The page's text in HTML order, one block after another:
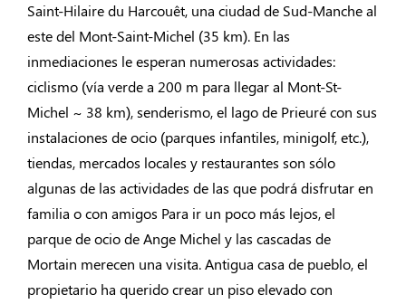
Saint-Hilaire du Harcouêt, una ciudad de Sud-Manche al
este del Mont-Saint-Michel (35 km). En las
inmediaciones le esperan numerosas actividades:
ciclismo (vía verde a 200 m para llegar al Mont-St-
Michel ~ 38 km), senderismo, el lago de Prieuré con sus
instalaciones de ocio (parques infantiles, minigolf, etc.),
tiendas, mercados locales y restaurantes son sólo
algunas de las actividades de las que podrá disfrutar en
familia o con amigos Para ir un poco más lejos, el
parque de ocio de Ange Michel y las cascadas de
Mortain merecen una visita. Antigua casa de pueblo, el
propietario ha querido crear un piso elevado con